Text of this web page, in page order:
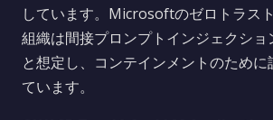
しています。Microsoftのゼロトラスト
組織は間接プロンプトインジェクショ
と想定し、コンテインメントのために
ています。